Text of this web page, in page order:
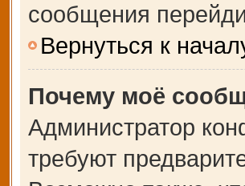
сообщения
Вернуться к
Почему моё
Администратор
требуют